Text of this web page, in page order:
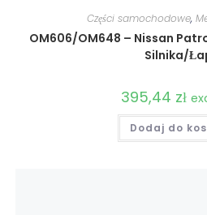
Części samochodowe,
OM606/OM648 – Nissan
Silnika/
395,44 zł
Dodaj do